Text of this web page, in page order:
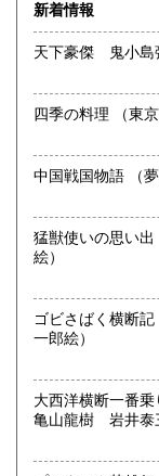
最寄駅：名古屋市
営業時間：12:00
定休日：火曜日定
書籍の買取につい
美術関係、建築
また、江戸期から
店頭へのお持ち
す。
どうぞお気軽にご
取り扱い分野
歴史、社会科学
近代文献、趣味
新着情報
四季の
中
猛獣使いの思い出 （リス・エーデル 河合三郎 岩井泰三
絵）
ゴビさばく横断記 （スウェン・ヘディン 河合三郎 武部本
一郎絵）
大西洋横断一番乗り リ
亀山龍樹 岩井泰